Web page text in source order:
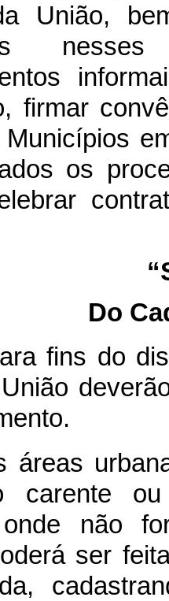
União,
firmar
os
Do
fins do
carente
onde não
ser